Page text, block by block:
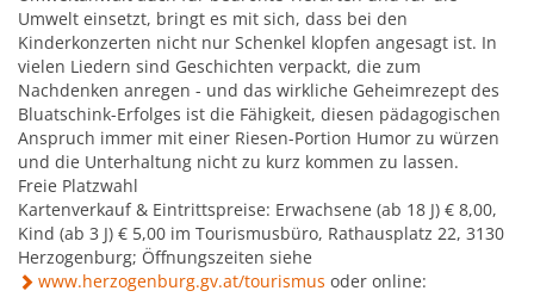
Job-Börse Herzogenburg
Umwelt einsetzt, bringt es mit sich, dass bei den
Kinderkonzerten nicht nur Schenkel klopfen angesagt ist. In
vielen Liedern sind Geschichten verpackt, die zum
Nachdenken anregen - und das wirkliche Geheimrezept des
Bluatschink-Erfolges ist die Fähigkeit, diesen pädagogischen
Anspruch immer mit einer Riesen-Portion Humor zu würzen
und die Unterhaltung nicht zu kurz kommen zu lassen.
Freie Platzwahl
Kartenverkauf & Eintrittspreise: Erwachsene (ab 18 J) € 8,00,
Kind (ab 3 J) € 5,00 im Tourismusbüro, Rathausplatz 22, 3130
Herzogenburg; Öffnungszeiten siehe
www.herzogenburg.gv.at/tourismus oder online: